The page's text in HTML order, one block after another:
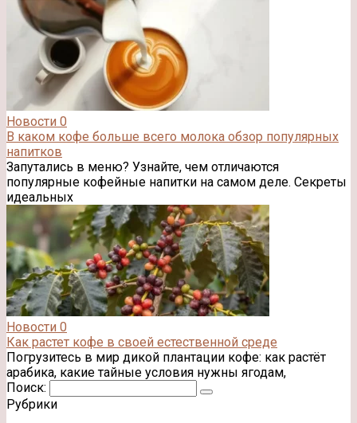
Новости 0
В каком кофе больше всего молока обзор популярных
напитков
Запутались в меню? Узнайте, чем отличаются
популярные кофейные напитки на самом деле. Секреты
идеальных
Новости 0
Как растет кофе в своей естественной среде
Погрузитесь в мир дикой плантации кофе: как растёт
арабика, какие тайные условия нужны ягодам,
Поиск:
Рубрики